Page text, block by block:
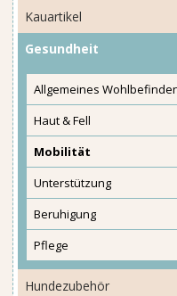
Kauartikel
Gesundheit
Allgemeines
Haut & Fell
Mobilität
Unterstützung
Beruhigung
Pflege
Hundezubehör